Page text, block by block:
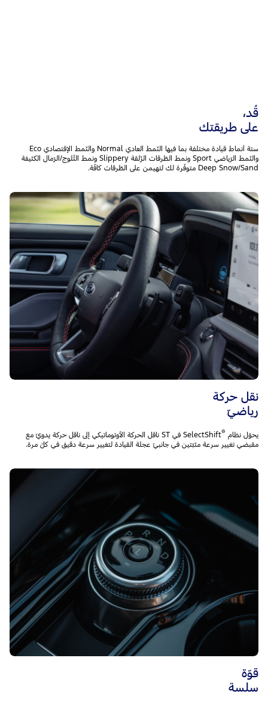
قُد،
على طريقتك
ستة أنماط قيادة مختلفة بما فيها النّمط العادي Normal والنّمط الإقتصادي Eco
والنّمط الرّياضي Sport ونمط الطّرقات الزّلقة Slippery ونمط الثّلوج/الرّمال الكثيفة
Deep Snow/Sand متوفّرة لك لتهيمن على الطّرقات كافّة.
نقل حركة
رياضيّ
يحوّل نظام SelectShift ®
‎ في ST ناقل الحركة الأوتوماتيكي إلى ناقل حركة يدويّ مع
مقبضي تغيير سرعة مثبّتين في جانبيّ عجلة القيادة لتغيير سرعة دقيق في كلّ مرة.
قوّة
سلسة